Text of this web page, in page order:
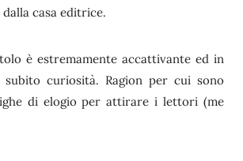
casa editrice.
è estremamente accattivante ed in
curiosità. Ragion per cui sono
di elogio per attirare i lettori (me